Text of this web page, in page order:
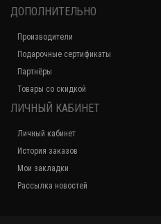
ДОПОЛНИТЕЛЬНО
Производители
Подарочные сертификаты
Партнёры
Товары со скидкой
ЛИЧНЫЙ КАБИНЕТ
Личный кабинет
История заказов
Мои закладки
Рассылка новостей